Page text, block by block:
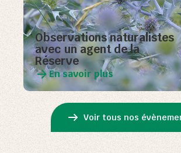
Observations naturalistes
avec un agent de la
Réserve
En savoir plus
Voir tous nos